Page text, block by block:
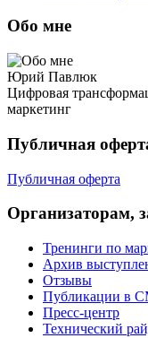
Обо мне
Юрий Павлюк
Цифровая
маркетинг
Публичная
Публичная оферта
Организаторам,
Тренинги по
Архив
Отзывы
Публикации в
Пресс-центр
Технический